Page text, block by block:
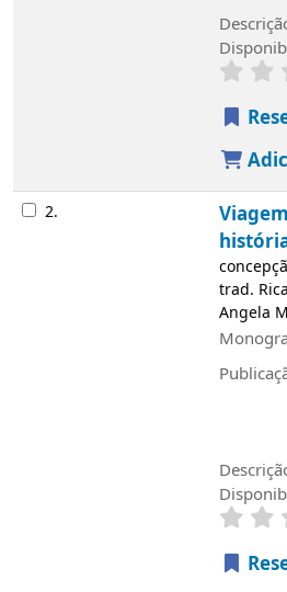
2.
trad.
Angela